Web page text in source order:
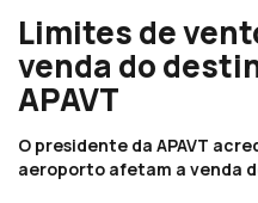
Limites de
venda do
APAVT
O presidente da APAVT
aeroporto afetam a venda